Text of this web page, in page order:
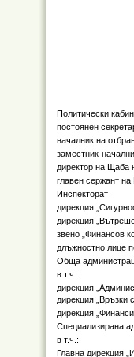
Политически
постоянен
началник на
заместник-
директор на Щаба
главен сержант
Инспекторат
дирекция
дирекция
звено „Финансов
длъжностно лице
Обща
в т.ч.:
дирекция
дирекция „Връзки
дирекция
Специализирана
в т.ч.:
Главна дирекция